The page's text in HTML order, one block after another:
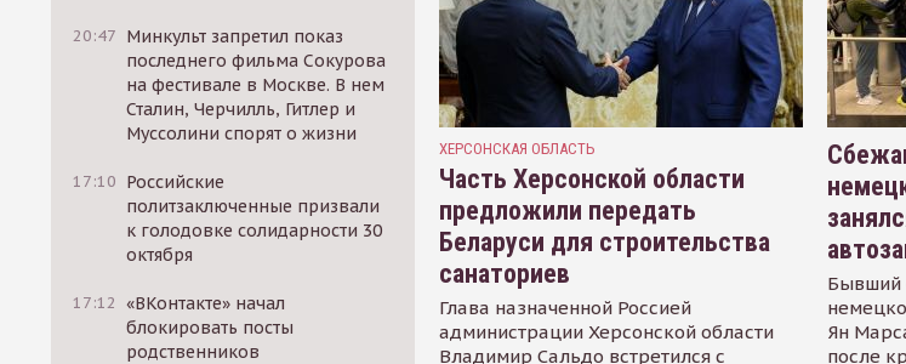
20:47 Минкульт запретил показ
последнего фильма Сокурова
на фестивале в Москве. В нем
Сталин, Черчилль, Гитлер и
Муссолини спорят о жизни
17:10 Российские
политзаключенные призвали
к голодовке солидарности 30
октября
17:12 «ВКонтакте» начал
блокировать посты
родственников
ХЕРСОНСКАЯ ОБЛАСТЬ
Часть Херсонской области
предложили передать
Беларуси для строительства
санаториев
Глава назначенной Россией
администрации Херсонской области
Владимир Сальдо встретился с
Бывший
Ян
после